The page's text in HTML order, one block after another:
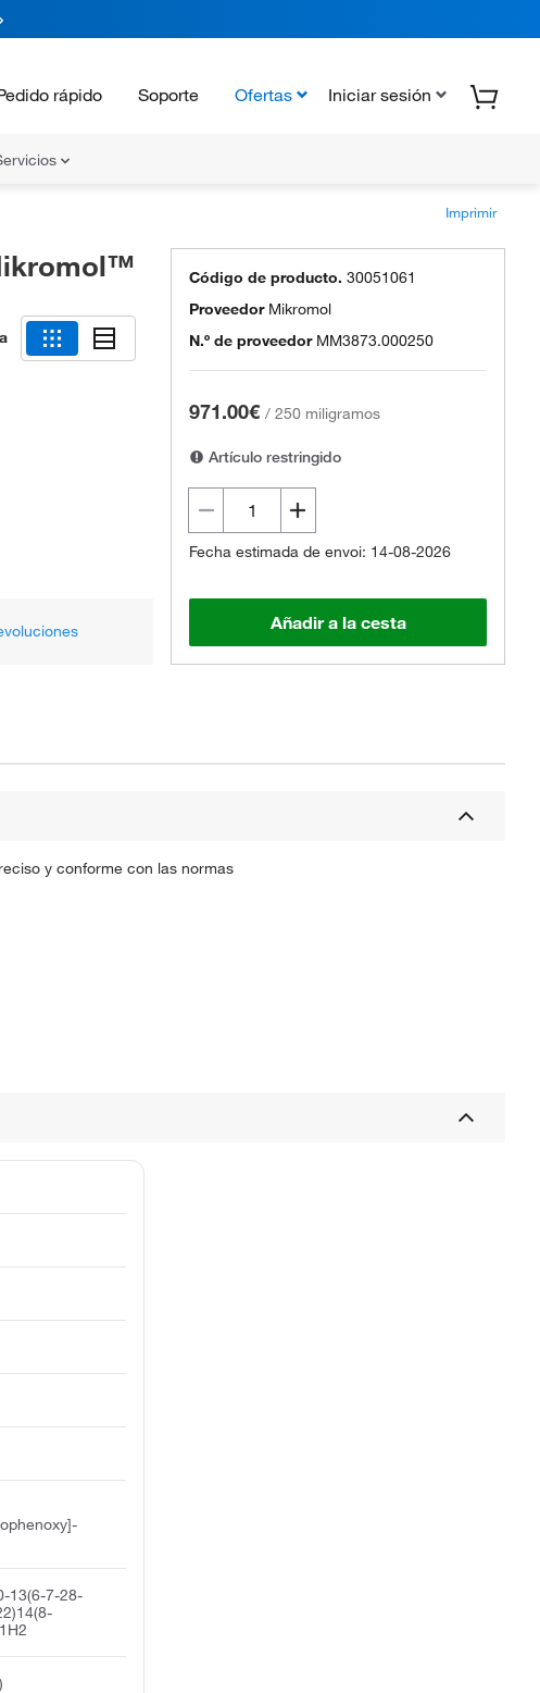
rápido Soporte Ofertas Iniciar sesión
Imprimir
Código de producto. 30051061
Proveedor Mikromol
N.º de proveedor MM3873.000250
971.00€ / 250 miligramos
Artículo restringido
Fecha estimada de envoi: 14-08-2026
Añadir a la cesta
y conforme con las normas
13(6-7-28-